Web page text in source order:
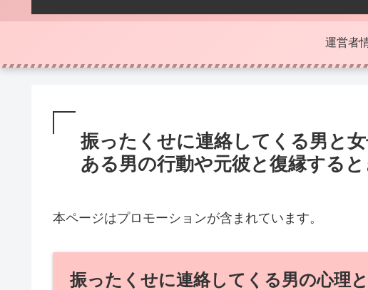
運営者
振ったくせに連絡してくる男と
ある男の行動や元彼と復縁する
本ページはプロモーションが含まれています。
振ったくせに連絡してくる男の心理